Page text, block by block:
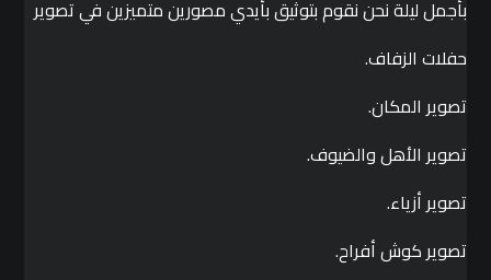
بأجمل ليلة نحن نقوم بتوثيق بأيدي مصورين متميزين في تصوير
حفلات الزفاف.
تصوير المكان.
تصوير الأهل والضيوف.
تصوير أزياء.
تصوير كوش أفراح.